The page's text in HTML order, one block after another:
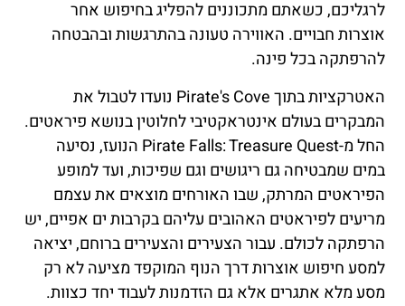
לרגליכם, כשאתם מתכוננים להפליג בחיפוש אחר
אוצרות חבויים. האווירה טעונה בהתרגשות ובהבטחה
להרפתקה בכל פינה.
האטרקציות בתוך Pirate's Cove נועדו לטבול את
המבקרים בעולם אינטראקטיבי לחלוטין בנושא פיראטים.
החל מ-Pirate Falls: Treasure Quest הנועז, נסיעה
במים שמבטיחה גם ריגושים וגם שפיכות, ועד למופע
הפיראטים המרתק, שבו האורחים מוצאים את עצמם
מריעים לפיראטים האהובים עליהם בקרבות ים אפיים, יש
הרפתקה לכולם. עבור הצעירים והצעירים ברוחם, יציאה
למסע חיפוש אוצרות דרך הנוף המוקפד מציעה לא רק
מסע מלא אתגרים אלא גם הזדמנות לעבוד יחד כצוות.